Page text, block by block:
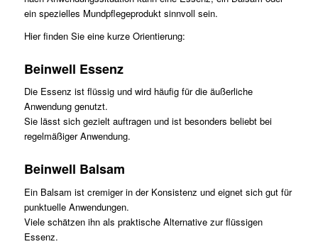
ein spezielles Mundpflegeprodukt sinnvoll sein.
Hier finden Sie eine kurze Orientierung:
Beinwell Essenz
Die Essenz ist flüssig und wird häufig für die äußerliche
Anwendung genutzt.
Sie lässt sich gezielt auftragen und ist besonders beliebt bei
regelmäßiger Anwendung.
Beinwell Balsam
Ein Balsam ist cremiger in der Konsistenz und eignet sich gut für
punktuelle Anwendungen.
Viele schätzen ihn als praktische Alternative zur flüssigen
Essenz.